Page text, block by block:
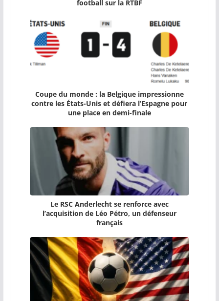
football sur la RTBF
Coupe du monde : la Belgique impressionne
contre les États-Unis et défiera l’Espagne pour
une place en demi-finale
Le RSC Anderlecht se renforce avec
l’acquisition de Léo Pétro, un défenseur
français